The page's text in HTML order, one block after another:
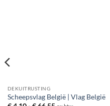
DEKUITRUSTING
Scheepsvlag België | Vlag België